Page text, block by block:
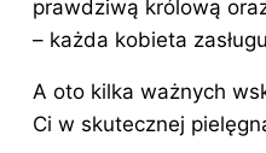
prawdziwą królową
– każda kobieta
A oto kilka ważnych
Ci w skutecznej